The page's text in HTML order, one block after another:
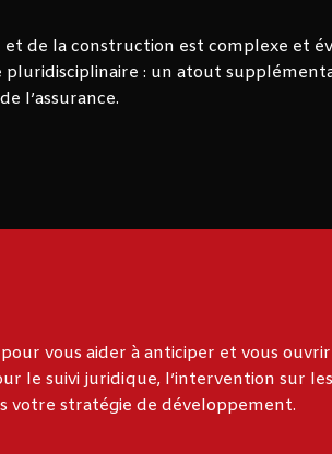
de la construction est complexe et
: un atout
l’assurance.
vous aider à anticiper et vous ouvrir
le suivi juridique, l’intervention sur les
votre stratégie de développement.